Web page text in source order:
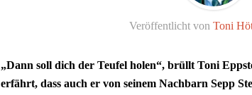
Veröffentlicht von Toni
„Dann soll dich der Teufel holen“, brüllt Toni
erfährt, dass auch er von seinem Nachbarn Sepp